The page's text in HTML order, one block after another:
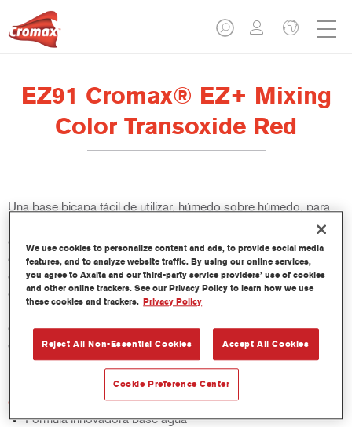
EZ91 Cromax® EZ+ Mixing
Color Transoxide Red
Una base bicapa fácil de utilizar, húmedo sobre húmedo, para
un excelente rendimiento de color, versatilidad y valor. Buena
cubrición, fácil difuminado y excelente control del efecto hacen
que todas las reparaciones sean más fáciles y rápidas. También
ofrece acceso a una base de datos constantemente actualizada
de más de 100 000 fórmulas de colores sólidos, metalizados y
perlados. Y sus innovadoras botellas comprimibles aseguran
dosis más precisas y minimizan el desperdicio. Cromax EZ+ es
el nuevo estándar para el rendimiento y la eficacia de una base
bicapa al agua.
Características del producto
Fórmula innovadora base agua
We use cookies to personalize content and ads, to provide social media
features, and to analyze website traffic. By using our online services,
you agree to Axalta and our third-party service providers’ use of cookies
and other online trackers. See our Privacy Policy to learn how we use
these cookies and trackers. Privacy Policy
Reject All Non-Essential Cookies Accept All Cookies
Cookie Preference Center